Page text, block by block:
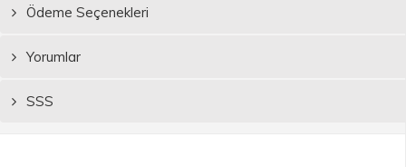
Ödeme Seçenekleri
Yorumlar
SSS